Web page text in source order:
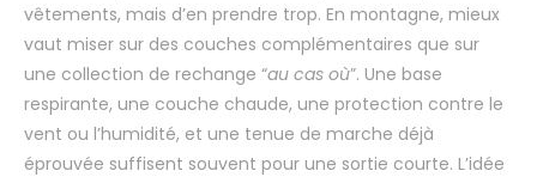
vêtements, mais d’en prendre trop. En montagne, mieux
vaut miser sur des couches complémentaires que sur
une collection de rechange “au cas où”. Une base
respirante, une couche chaude, une protection contre le
vent ou l’humidité, et une tenue de marche déjà
éprouvée suffisent souvent pour une sortie courte. L’idée